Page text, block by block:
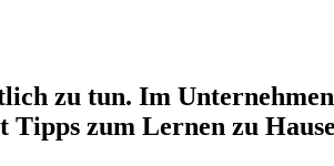
zu tun. Im
zum Lernen zu